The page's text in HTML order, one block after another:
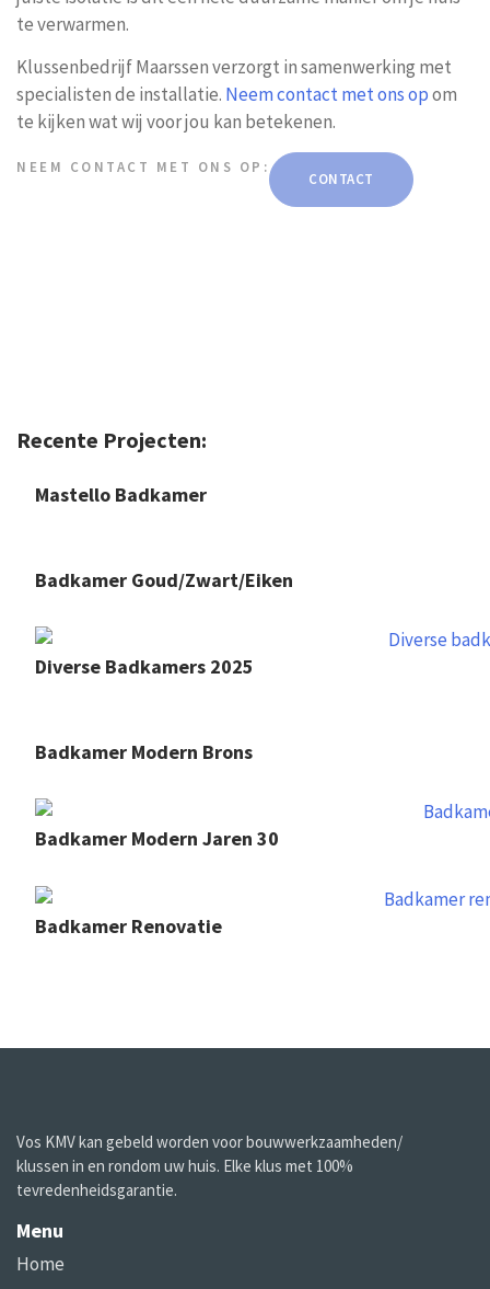
te verwarmen.
Klussenbedrijf Maarssen verzorgt in samenwerking met
specialisten de installatie. Neem contact met ons opom
te kijken wat wij voor jou kan betekenen.
NEEM CONTACT MET ONS OP:
CONTACT
Recente Projecten:
Mastello Badkamer
Badkamer Goud/zwart/eiken
Diverse Badkamers 2025
Badkamer Modern Brons
Badkamer Modern Jaren 30
Badkamer Renovatie
Vos KMV kan gebeld worden voor bouwwerkzaamheden/
klussen in en rondom uw huis. Elke klus met 100%
tevredenheidsgarantie.
Menu
Home